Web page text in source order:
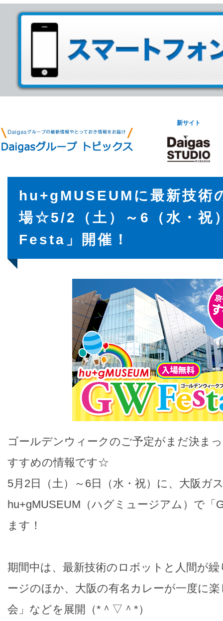
新サイト
hu+gMUSEUMに最新技術
場☆5/2（土）～6（水・祝
Festa」開催！
ゴールデンウィークのご予定がまだ決ま
すすめの情報です☆
5月2日（土）～6日（水・祝）に、大阪ガ
hu+gMUSEUM（ハグミュージアム）で「
ます！
期間中は、最新技術のロボットと人間が
ージのほか、大阪の有名カレーが一度に
会」などを展開（*＾▽＾*）